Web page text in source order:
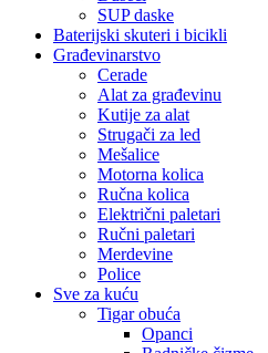
SUP daske
Baterijski skuteri i bicikli
Građevinarstvo
Cerade
Alat za građevinu
Kutije za alat
Strugači za led
Mešalice
Motorna kolica
Ručna kolica
Električni paletari
Ručni paletari
Merdevine
Police
Sve za kuću
Tigar obuća
Opanci